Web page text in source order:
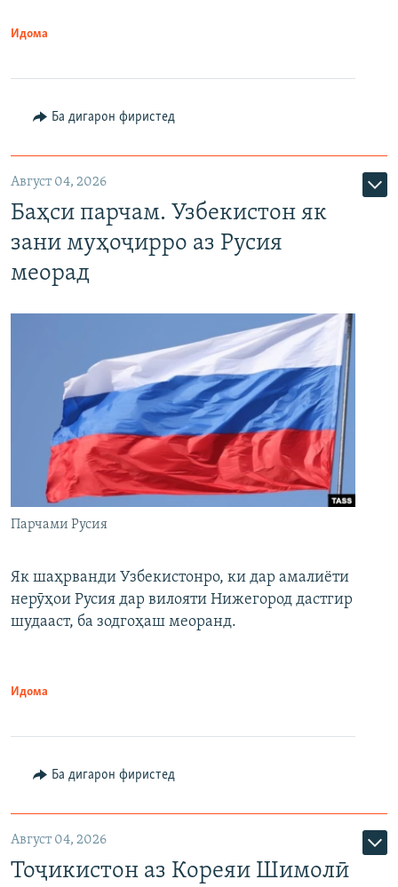
Идома
Ба дигарон фиристед
Август 04, 2026
Баҳси парчам. Узбекистон як
зани муҳоҷирро аз Русия
меорад
Парчами Русия
Як шаҳрванди Узбекистонро, ки дар амалиёти
нерӯҳои Русия дар вилояти Нижегород дастгир
шудааст, ба зодгоҳаш меоранд.
Идома
Ба дигарон фиристед
Август 04, 2026
Тоҷикистон аз Кореяи Шимолӣ